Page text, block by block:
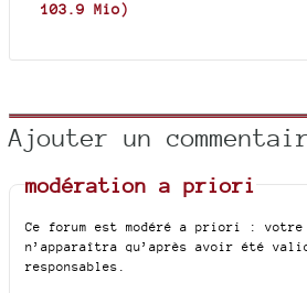
103.9 Mio)
Ajouter un
modération a priori
Ce forum est modéré a priori :
n’apparaîtra qu’après avoir été
responsables.